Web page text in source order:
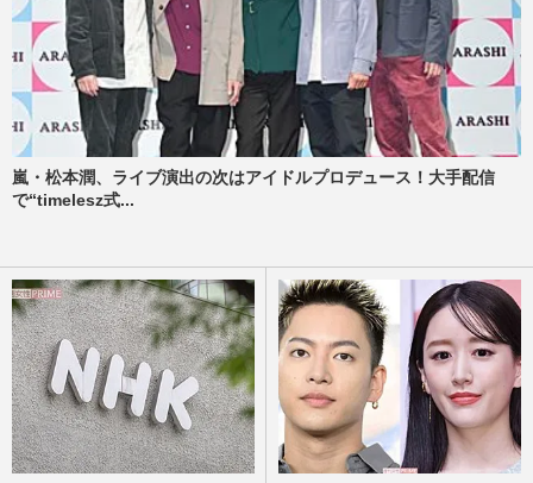
嵐・松本潤、ライブ演出の次はアイドルプロデュース！大手配信
で“timelesz式...